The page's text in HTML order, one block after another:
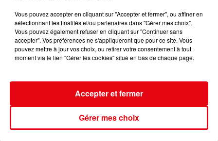
Affaire Jean Imbert : placé sous le statut de témoin assisté
Vous pouvez accepter en cliquant sur "Accepter et fermer", ou affiner en
sélectionnant les finalités et/ou partenaires dans "Gérer mes choix".
Vous pouvez également refuser en cliquant sur "Continuer sans
accepter". Vos préférences ne s'appliqueront que pour ce site. Vous
pouvez mettre à jour vos choix, ou retirer votre consentement à tout
moment via le lien "Gérer les cookies" situé en bas de chaque page.
Gérer mes choix
Accepter et fermer